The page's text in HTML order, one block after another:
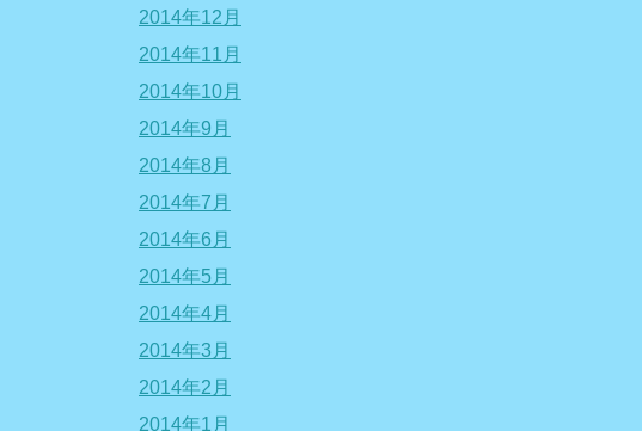
2014年12月
2014年11月
2014年10月
2014年9月
2014年8月
2014年7月
2014年6月
2014年5月
2014年4月
2014年3月
2014年2月
2014年1月